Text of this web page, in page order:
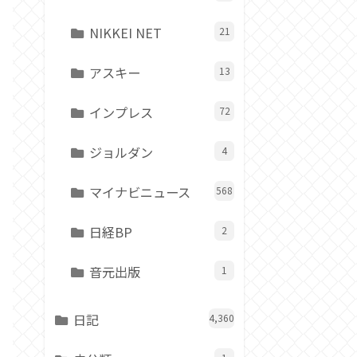
NIKKEI NET 21
アスキー 13
インプレス 72
ジョルダン 4
マイナビニュース 568
日経BP 2
音元出版 1
日記 4,360